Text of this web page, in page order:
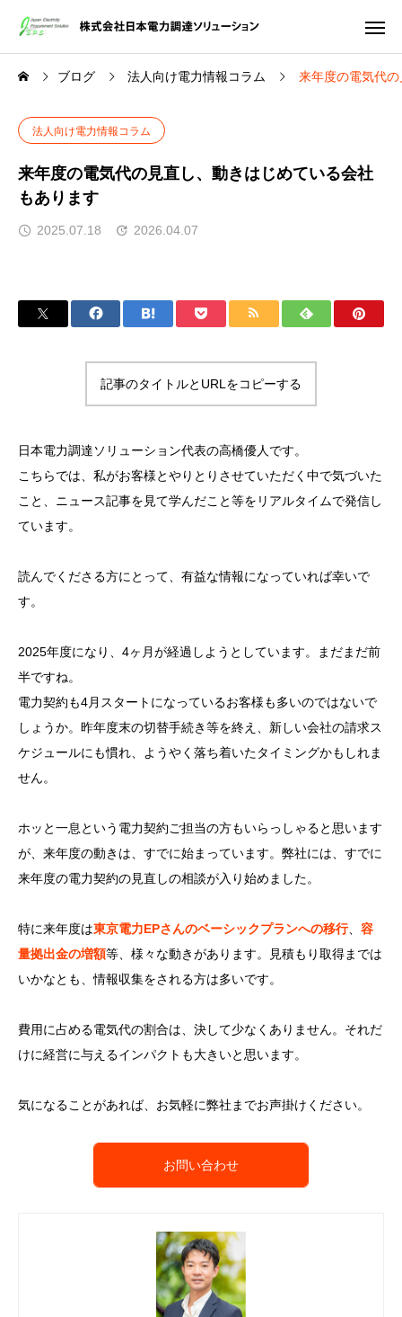
ブログ 法人向け電力情報コラム 来年度の電気代
法人向け電力情報コラム
来年度の電気代の見直し、動きはじめている会社
もあります
2025.07.18 2026.04.07
記事のタイトルとURLをコピーする
日本電力調達ソリューション代表の高橋優人です。
こちらでは、私がお客様とやりとりさせていただく中で気づいた
こと、ニュース記事を見て学んだこと等をリアルタイムで発信し
ています。
読んでくださる方にとって、有益な情報になっていれば幸いで
す。
2025年度になり、4ヶ月が経過しようとしています。まだまだ前
半ですね。
電力契約も4月スタートになっているお客様も多いのではないで
しょうか。昨年度末の切替手続き等を終え、新しい会社の請求ス
ケジュールにも慣れ、ようやく落ち着いたタイミングかもしれま
せん。
ホッと一息という電力契約ご担当の方もいらっしゃると思います
が、来年度の動きは、すでに始まっています。弊社には、すでに
来年度の電力契約の見直しの相談が入り始めました。
特に来年度は東京電力EPさんのベーシックプランへの移行、 容
量拠出金の増額等、様々な動きがあります。見積もり取得までは
いかなとも、情報収集をされる方は多いです。
費用に占める電気代の割合は、決して少なくありません。それだ
けに経営に与えるインパクトも大きいと思います。
気になることがあれば、お気軽に弊社までお声掛けください。
お問い合わせ